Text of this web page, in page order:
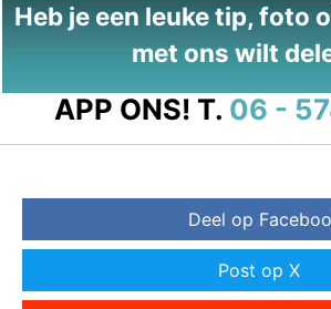
Heb je een leuke tip, foto
met ons wilt
APP ONS! T. 06 -
Deel op
Post op X